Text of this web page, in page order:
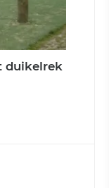
duikelrek